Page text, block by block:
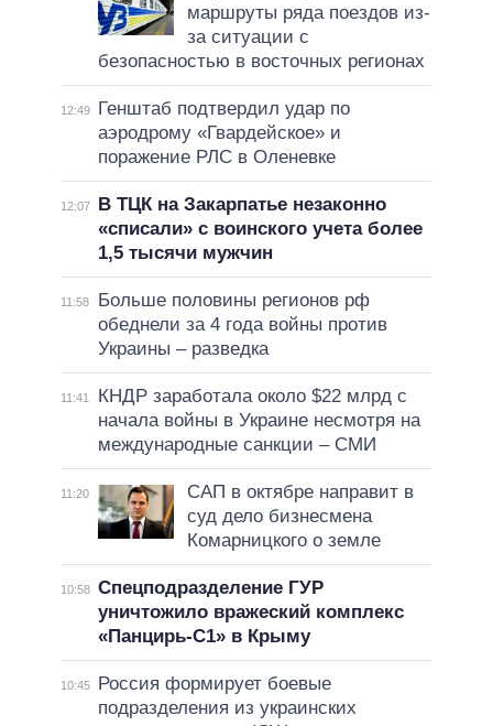
маршруты ряда поездов из-
за ситуации с
безопасностью в восточных регионах
12:49
Генштаб подтвердил удар по
аэродрому «Гвардейское» и
поражение РЛС в Оленевке
12:07
В ТЦК на Закарпатье незаконно
«списали» с воинского учета более
1,5 тысячи мужчин
11:58
Больше половины регионов рф
обеднели за 4 года войны против
Украины – разведка
11:41
КНДР заработала около $22 млрд с
начала войны в Украине несмотря на
международные санкции – СМИ
11:20
САП в октябре направит в
суд дело бизнесмена
Комарницкого о земле
10:58 Спецподразделение ГУР
уничтожило вражеский комплекс
«Панцирь-С1» в Крыму
10:45
Россия формирует боевые
подразделения из украинских